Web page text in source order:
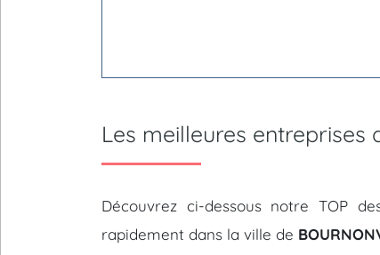
Les meilleures entreprises
Découvrez ci-dessous notre TOP
rapidement dans la ville de